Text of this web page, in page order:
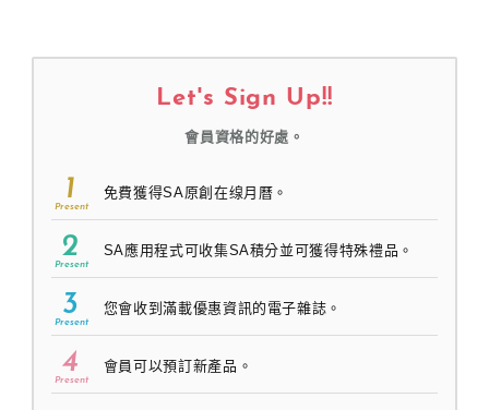
Let's Sign Up!!
會員資格的好處。
1
Present
免費獲得SA原創在缐月曆。
2
Present
SA應用程式可收集SA積分並可獲得特殊禮品。
3
Present
您會收到滿載優惠資訊的電子雜誌。
4
Present
會員可以預訂新產品。